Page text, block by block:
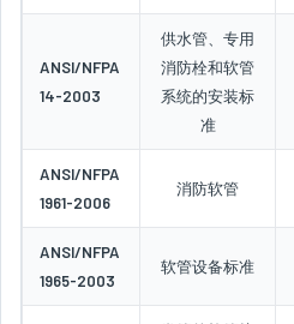
ANSI/NFPA
14-2003
供水管、专用
消防栓和软管
系统的安装标
准
ANSI/NFPA
1961-2006
消防软管
ANSI/NFPA
1965-2003
软管设备标准